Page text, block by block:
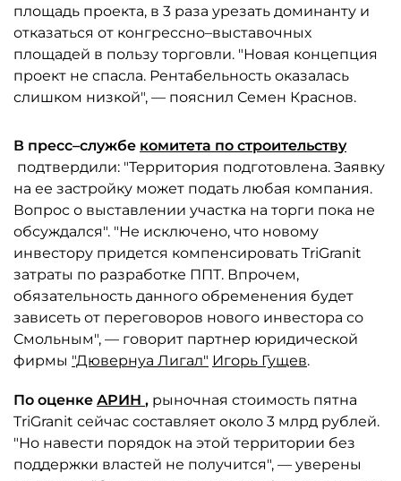
площадь проекта, в 3 раза урезать доминанту и
отказаться от конгрессно–выставочных
площадей в пользу торговли. "Новая концепция
проект не спасла. Рентабельность оказалась
слишком низкой", — пояснил Семен Краснов.
В пресс–службе комитета по строительству
подтвердили: "Территория подготовлена. Заявку
на ее застройку может подать любая компания.
Вопрос о выставлении участка на торги пока не
обсуждался". "Не исключено, что новому
инвестору придется компенсировать TriGranit
затраты по разработке ППТ. Впрочем,
обязательность данного обременения будет
зависеть от переговоров нового инвестора со
Смольным", — говорит партнер юридической
фирмы "Дювернуа Лигал" Игорь Гущев.
По оценке АРИН , рыночная стоимость пятна
TriGranit сейчас составляет около 3 млрд рублей.
"Но навести порядок на этой территории без
поддержки властей не получится", — уверены